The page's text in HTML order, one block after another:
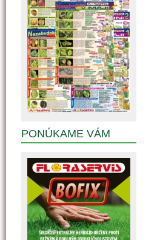
PONÚKAME VÁM